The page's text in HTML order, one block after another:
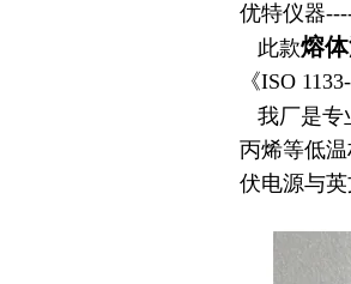
优特仪器
此款熔
《ISO
我厂是专
丙烯等低
伏电源与